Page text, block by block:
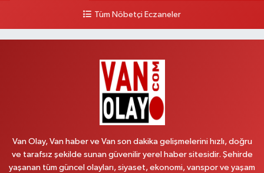
Vanyolu Mahallesi, Kara Yusuf Bey Bulvarı No:102 F Erciş Van
Yol Tarifi Al
Cumhuriyet Mahallesi, Konak Sokak No:6 Gürpınar Van
Yol Tarifi Al
Yiğit Eczanesi
Hatuniye Mahallesi, Asmin Sokak No:3 A İpekyolu Van
Tüm Nöbetçi Eczaneler
Van Olay, Van haber ve Van son dakika gelişmelerini hızlı, doğru
ve tarafsız şekilde sunan güvenilir yerel haber sitesidir. Şehirde
yaşanan tüm güncel olayları, siyaset, ekonomi, vanspor ve yaşam